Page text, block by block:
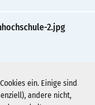
ein. Einige sind
andere nicht,
2.jpg
3.pdf